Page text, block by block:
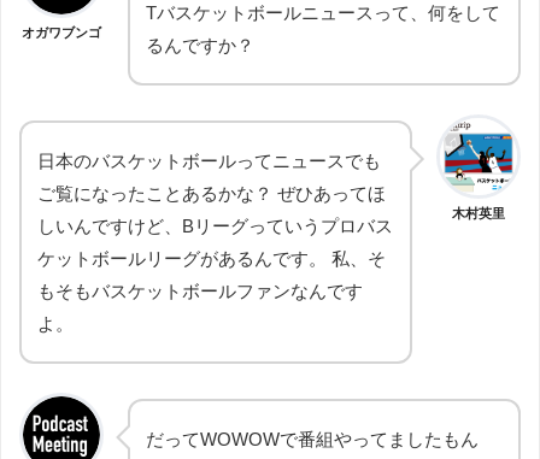
オガワブンゴ
Tバスケットボールニュースって、何をして
るんですか？
木村英里
日本のバスケットボールってニュースでも
ご覧になったことあるかな？ ぜひあってほ
しいんですけど、Bリーグっていうプロバス
ケットボールリーグがあるんです。 私、そ
もそもバスケットボールファンなんです
よ。
だってWOWOWで番組やってましたもん